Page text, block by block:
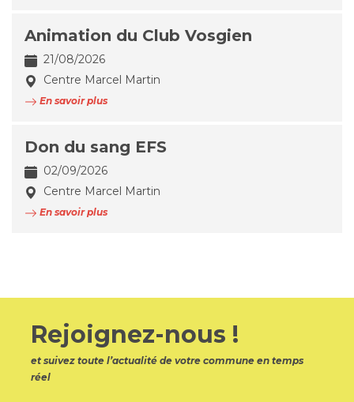
Animation du Club Vosgien
21/08/2026
Centre Marcel Martin
En savoir plus
Don du sang EFS
02/09/2026
Centre Marcel Martin
En savoir plus
Rejoignez-nous !
et suivez toute l’actualité de votre commune en temps
réel